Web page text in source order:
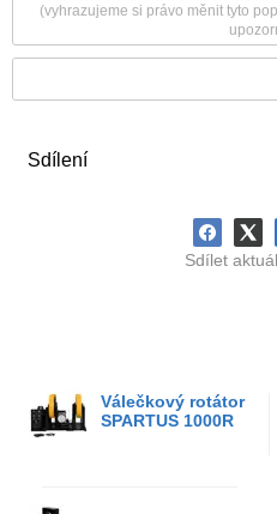
Sdílení
Sdílet
Válečkový rotátor
SPARTUS 1000R
(vyhrazujeme si právo měnit tyto